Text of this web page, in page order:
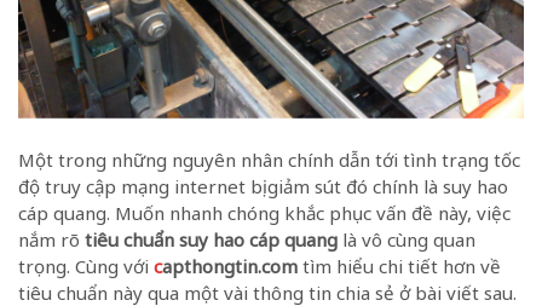
Một trong những nguyên nhân chính dẫn tới tình trạng tốc
độ truy cập mạng internet bị giảm sút đó chính là suy hao
cáp quang. Muốn nhanh chóng khắc phục vấn đề này, việc
nắm rõ tiêu chuẩn suy hao cáp quang là vô cùng quan
trọng. Cùng với capthongtin.com tìm hiểu chi tiết hơn về
tiêu chuẩn này qua một vài thông tin chia sẻ ở bài viết sau.